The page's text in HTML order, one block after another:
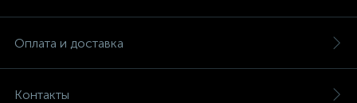
Оплата и доставка
Контакты